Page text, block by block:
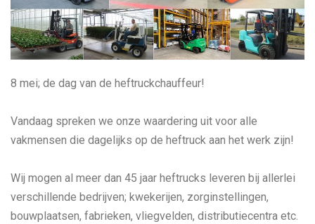
8 mei; de dag van de heftruckchauffeur!
Vandaag spreken we onze waardering uit voor alle
vakmensen die dagelijks op de heftruck aan het werk zijn!
Wij mogen al meer dan 45 jaar heftrucks leveren bij allerlei
verschillende bedrijven; kwekerijen, zorginstellingen,
bouwplaatsen, fabrieken, vliegvelden, distributiecentra etc.